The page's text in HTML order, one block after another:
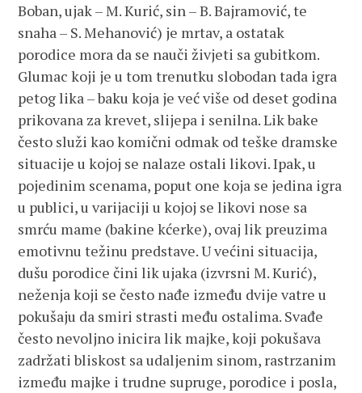
Boban, ujak – M. Kurić, sin – B. Bajramović, te
snaha – S. Mehanović) je mrtav, a ostatak
porodice mora da se nauči živjeti sa gubitkom.
Glumac koji je u tom trenutku slobodan tada igra
petog lika – baku koja je već više od deset godina
prikovana za krevet, slijepa i senilna. Lik bake
često služi kao komični odmak od teške dramske
situacije u kojoj se nalaze ostali likovi. Ipak, u
pojedinim scenama, poput one koja se jedina igra
u publici, u varijaciji u kojoj se likovi nose sa
smrću mame (bakine kćerke), ovaj lik preuzima
emotivnu težinu predstave. U većini situacija,
dušu porodice čini lik ujaka (izvrsni M. Kurić),
neženja koji se često nađe između dvije vatre u
pokušaju da smiri strasti među ostalima. Svađe
često nevoljno inicira lik majke, koji pokušava
zadržati bliskost sa udaljenim sinom, rastrzanim
između majke i trudne supruge, porodice i posla,